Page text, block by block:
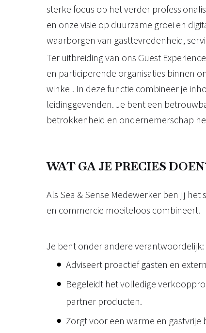
sterke focus op het verder
en onze visie op duurzame groei en
waarborgen van gasttevredenheid,
Ter uitbreiding van ons Guest
en participerende organisaties binnen
winkel. In deze functie combineer je
leidinggevenden. Je bent een
betrokkenheid en ondernemerschap
WAT GA JE PRECIES
Als Sea & Sense Medewerker ben jij
en commercie moeiteloos combineert.
Je bent onder andere verantwoordelijk:
Adviseert proactief gasten en
Begeleidt het volledige
partner producten.
Zorgt voor een warme en